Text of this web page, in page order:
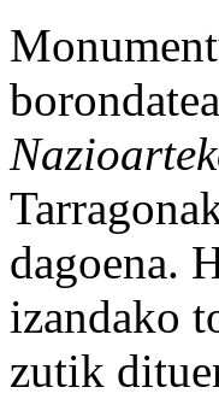
dagoena.
izandako
zutik